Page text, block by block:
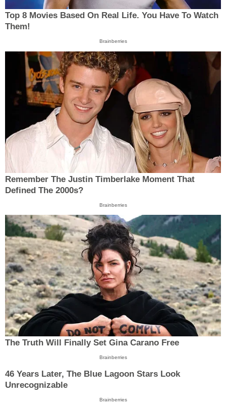
Top 8 Movies Based On Real Life. You Have To Watch
Them!
Brainberries
Remember The Justin Timberlake Moment That
Defined The 2000s?
Brainberries
The Truth Will Finally Set Gina Carano Free
Brainberries
46 Years Later, The Blue Lagoon Stars Look
Unrecognizable
Brainberries